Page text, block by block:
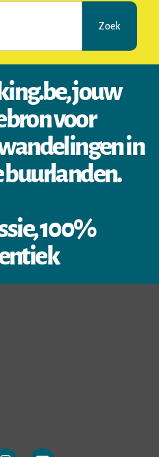
Zoek
jouw
voor
in
buurlanden.
100%